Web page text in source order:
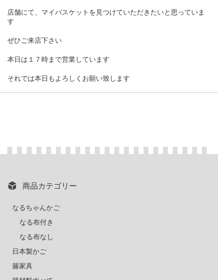
店舗にて、マイバスケットを見つけていただきたいと思っていま
す
ぜひご来店下さい
本日は１７時まで営業しています
それでは本日もよろしくお願い致します
商品カテゴリー
なるちゃんかご
なる布付き
なる布なし
日本製かご
籐家具